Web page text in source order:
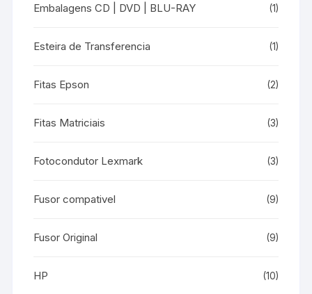
Embalagens CD | DVD | BLU-RAY (1)
Esteira de Transferencia (1)
Fitas Epson (2)
Fitas Matriciais (3)
Fotocondutor Lexmark (3)
Fusor compativel (9)
Fusor Original (9)
HP (10)